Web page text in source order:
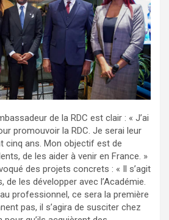
de la RDC est clair : « J’ai
promouvoir la RDC. Je serai leur
cinq ans. Mon objectif est de
de les aider à venir en France. »
des projets concrets : « Il s’agit
de les développer avec l’Académie.
professionnel, ce sera la première
pas, il s’agira de susciter chez